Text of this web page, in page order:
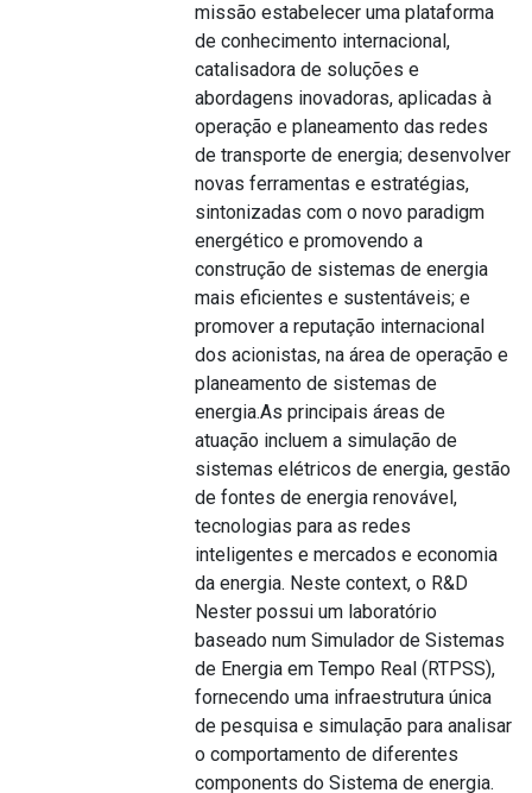
missão estabelecer uma plataforma
de conhecimento internacional,
catalisadora de soluções e
abordagens inovadoras, aplicadas à
operação e planeamento das redes
de transporte de energia; desenvolver
novas ferramentas e estratégias,
sintonizadas com o novo paradigm
energético e promovendo a
construção de sistemas de energia
mais eficientes e sustentáveis; e
promover a reputação internacional
dos acionistas, na área de operação e
planeamento de sistemas de
energia.As principais áreas de
atuação incluem a simulação de
sistemas elétricos de energia, gestão
de fontes de energia renovável,
tecnologias para as redes
inteligentes e mercados e economia
da energia. Neste context, o R&D
Nester possui um laboratório
baseado num Simulador de Sistemas
de Energia em Tempo Real (RTPSS),
fornecendo uma infraestrutura única
de pesquisa e simulação para analisar
o comportamento de diferentes
components do Sistema de energia.